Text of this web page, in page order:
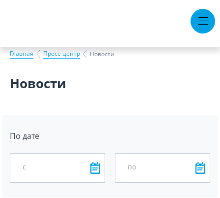
Горячая линия
Пресс-центр
Главная Пресс-центр Новости
Новости
По дате
с по